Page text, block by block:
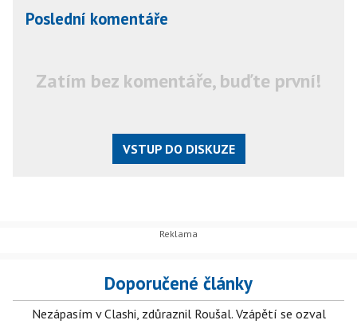
Poslední komentáře
Zatím bez komentáře, buďte první!
VSTUP DO DISKUZE
Doporučené články
Nezápasím v Clashi, zdůraznil Roušal. Vzápětí se ozval